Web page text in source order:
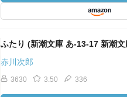
ふたり (新潮文庫 あ-13-17 新潮文
赤川次郎
3630 3.50 336